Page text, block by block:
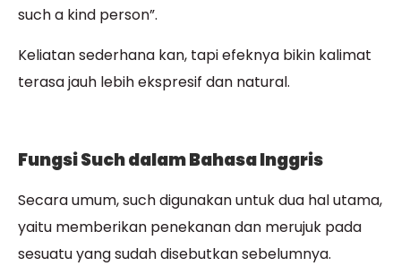
such a kind person”.
Keliatan sederhana kan, tapi efeknya bikin kalimat
terasa jauh lebih ekspresif dan natural.
Fungsi Such dalam Bahasa Inggris
Secara umum, such digunakan untuk dua hal utama,
yaitu memberikan penekanan dan merujuk pada
sesuatu yang sudah disebutkan sebelumnya.